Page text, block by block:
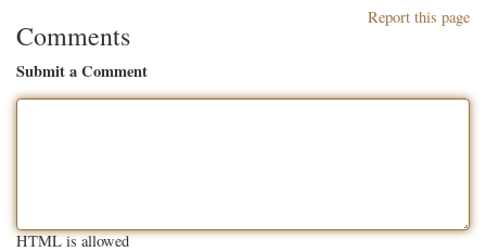
Report this page
Comments
Submit a Comment
HTML is allowed